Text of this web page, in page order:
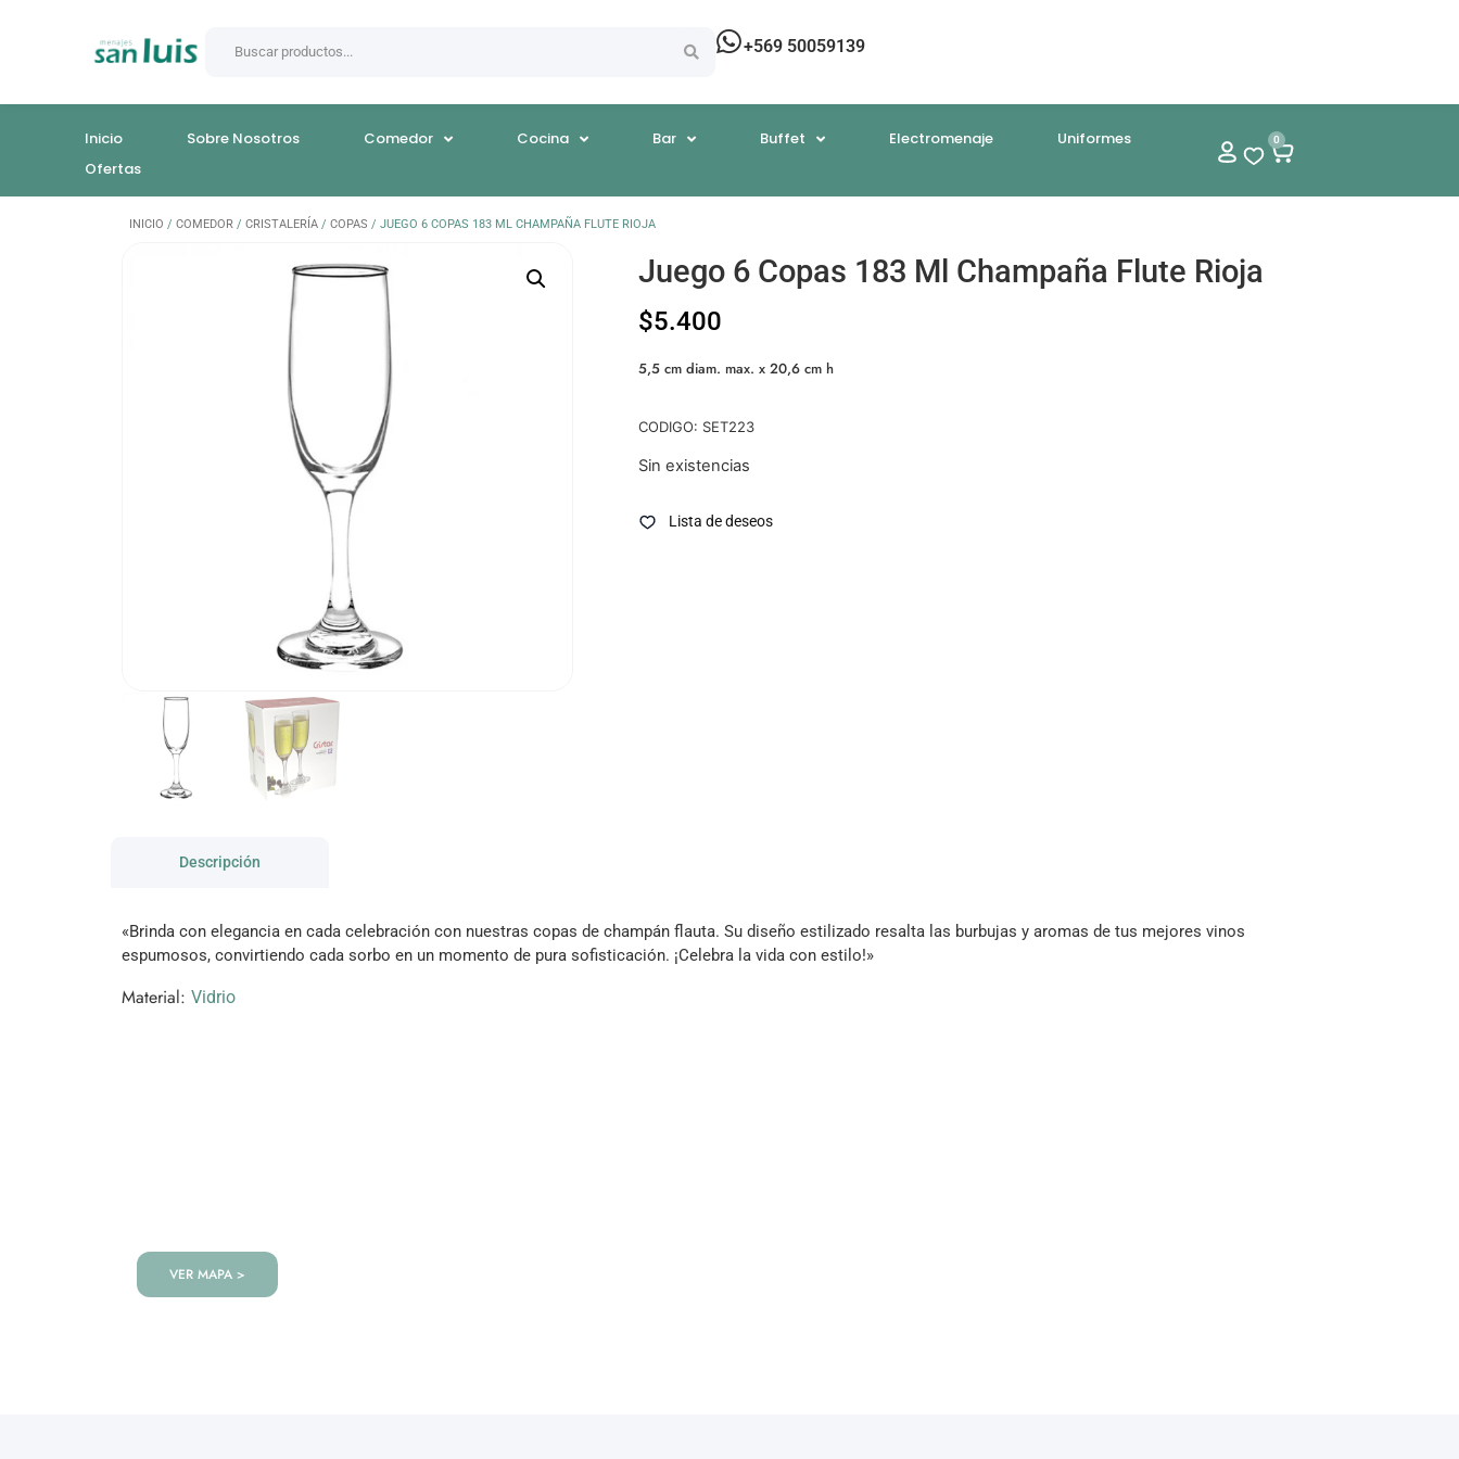
+569 50059139
Inicio Sobre Nosotros Comedor Cocina Bar Buffet Electromenaje
Uniformes
Ofertas
0
INICIO / COMEDOR / CRISTALERÍA / COPAS / JUEGO 6 COPAS 183 ML CHAMPAÑA FLUTE RIOJA
Juego 6 Copas 183 Ml Champaña Flute Rioja
$5.400
5,5 cm diam. max. x 20,6 cm h
CODIGO: SET223
Sin existencias
Lista de deseos
Descripción
«Brinda con elegancia en cada celebración con nuestras copas de champán flauta. Su diseño estilizado resalta las burbujas y aromas de tus mejores vinos
espumosos, convirtiendo cada sorbo en un momento de pura sofisticación. ¡Celebra la vida con estilo!»
Material: Vidrio
VER MAPA >